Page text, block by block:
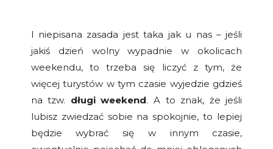
I niepisana zasada jest taka jak u nas – jeśli
jakiś dzień wolny wypadnie w okolicach
weekendu, to trzeba się liczyć z tym, że
więcej turystów w tym czasie wyjedzie gdzieś
na tzw. długi weekend. A to znak, że jeśli
lubisz zwiedzać sobie na spokojnie, to lepiej
będzie wybrać się w innym czasie,